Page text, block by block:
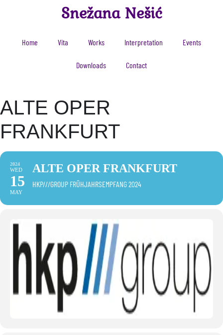
Snežana Nešić
Home Vita Works Interpretation Events
Downloads Contact
ALTE OPER
FRANKFURT
2024
WED
15
MAY
ALTE OPER FRANKFURT
HKP///GROUP FRÜHJAHRSEMPFANG 2024